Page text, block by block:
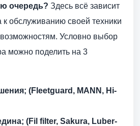
очередь? Здесь всё зависит
обслуживанию своей техники
Условно выбор
можно поделить на 3
; (Fleetguard, MANN, Hi-
; (Fil filter, Sakura, Luber-